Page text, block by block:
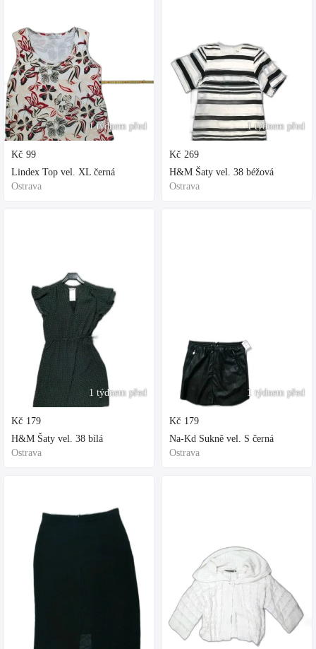
1 týdnem před
Kč 99
Lindex Top vel. XL černá
Ostrava
1 týdnem před
Kč 179
H&M Šaty vel. 38 bílá
Ostrava
1 týdnem před
Kč 269
H&M Šaty vel. 38 béžová
Ostrava
1 týdnem před
Kč 179
Na-Kd Sukně vel. S černá
Ostrava